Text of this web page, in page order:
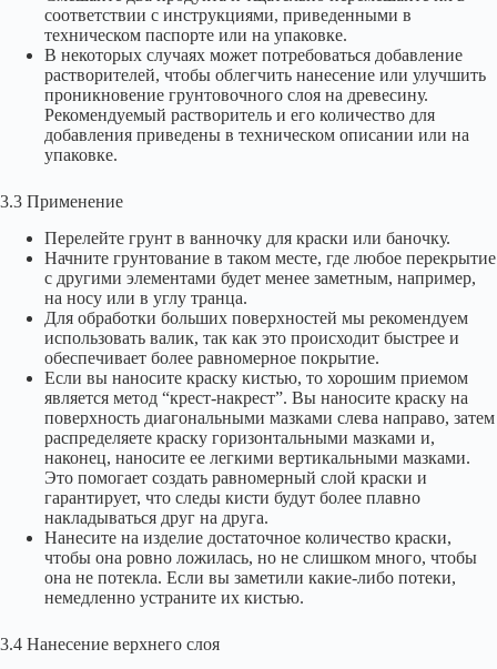
соответствии с инструкциями, приведенными в
техническом паспорте или на упаковке.
В некоторых случаях может потребоваться добавление
растворителей, чтобы облегчить нанесение или улучшить
проникновение грунтовочного слоя на древесину.
Рекомендуемый растворитель и его количество для
добавления приведены в техническом описании или на
упаковке.
3.3 Применение
Перелейте грунт в ванночку для краски или баночку.
Начните грунтование в таком месте, где любое перекрытие
с другими элементами будет менее заметным, например,
на носу или в углу транца.
Для обработки больших поверхностей мы рекомендуем
использовать валик, так как это происходит быстрее и
обеспечивает более равномерное покрытие.
Если вы наносите краску кистью, то хорошим приемом
является метод “крест-накрест”. Вы наносите краску на
поверхность диагональными мазками слева направо, затем
распределяете краску горизонтальными мазками и,
наконец, наносите ее легкими вертикальными мазками.
Это помогает создать равномерный слой краски и
гарантирует, что следы кисти будут более плавно
накладываться друг на друга.
Нанесите на изделие достаточное количество краски,
чтобы она ровно ложилась, но не слишком много, чтобы
она не потекла. Если вы заметили какие-либо потеки,
немедленно устраните их кистью.
3.4 Нанесение верхнего слоя